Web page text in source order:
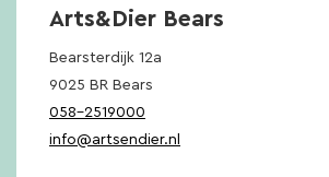
Arts&Dier Bears
Bearsterdijk 12a
9025 BR Bears
058-2519000
info@artsendier.nl